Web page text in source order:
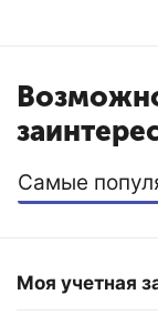
Самые
Моя учетная